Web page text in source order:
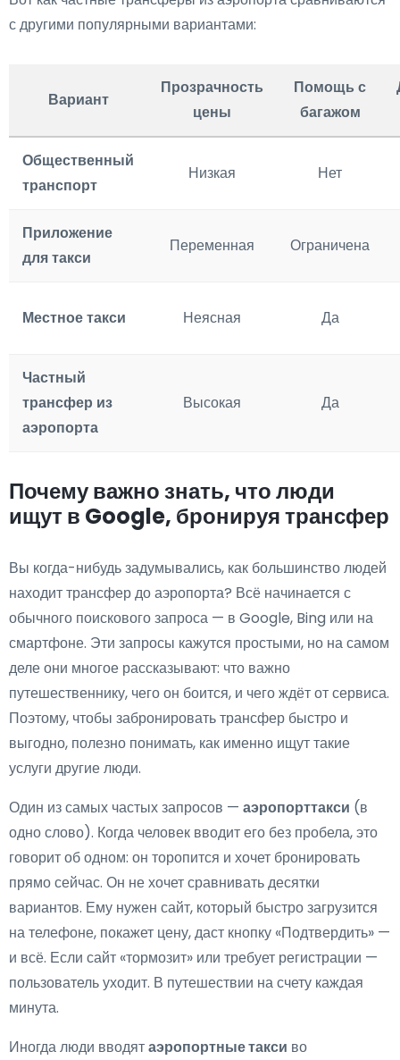
с другими популярными вариантами:
Вариант
Прозрачность
цены
Помощь с
багажом
Общественный
транспорт
Низкая Нет
Приложение
для такси
Переменная Ограничена
Местное такси Неясная Да
Частный
трансфер из
аэропорта
Высокая Да
Почему важно знать, что люди
ищут в Google, бронируя трансфер
Вы когда-нибудь задумывались, как большинство людей
находит трансфер до аэропорта? Всё начинается с
обычного поискового запроса — в Google, Bing или на
смартфоне. Эти запросы кажутся простыми, но на самом
деле они многое рассказывают: что важно
путешественнику, чего он боится, и чего ждёт от сервиса.
Поэтому, чтобы забронировать трансфер быстро и
выгодно, полезно понимать, как именно ищут такие
услуги другие люди.
Один из самых частых запросов — аэропорттакси (в
одно слово). Когда человек вводит его без пробела, это
говорит об одном: он торопится и хочет бронировать
прямо сейчас. Он не хочет сравнивать десятки
вариантов. Ему нужен сайт, который быстро загрузится
на телефоне, покажет цену, даст кнопку «Подтвердить» —
и всё. Если сайт «тормозит» или требует регистрации —
пользователь уходит. В путешествии на счету каждая
минута.
Иногда люди вводятаэропортные такси во